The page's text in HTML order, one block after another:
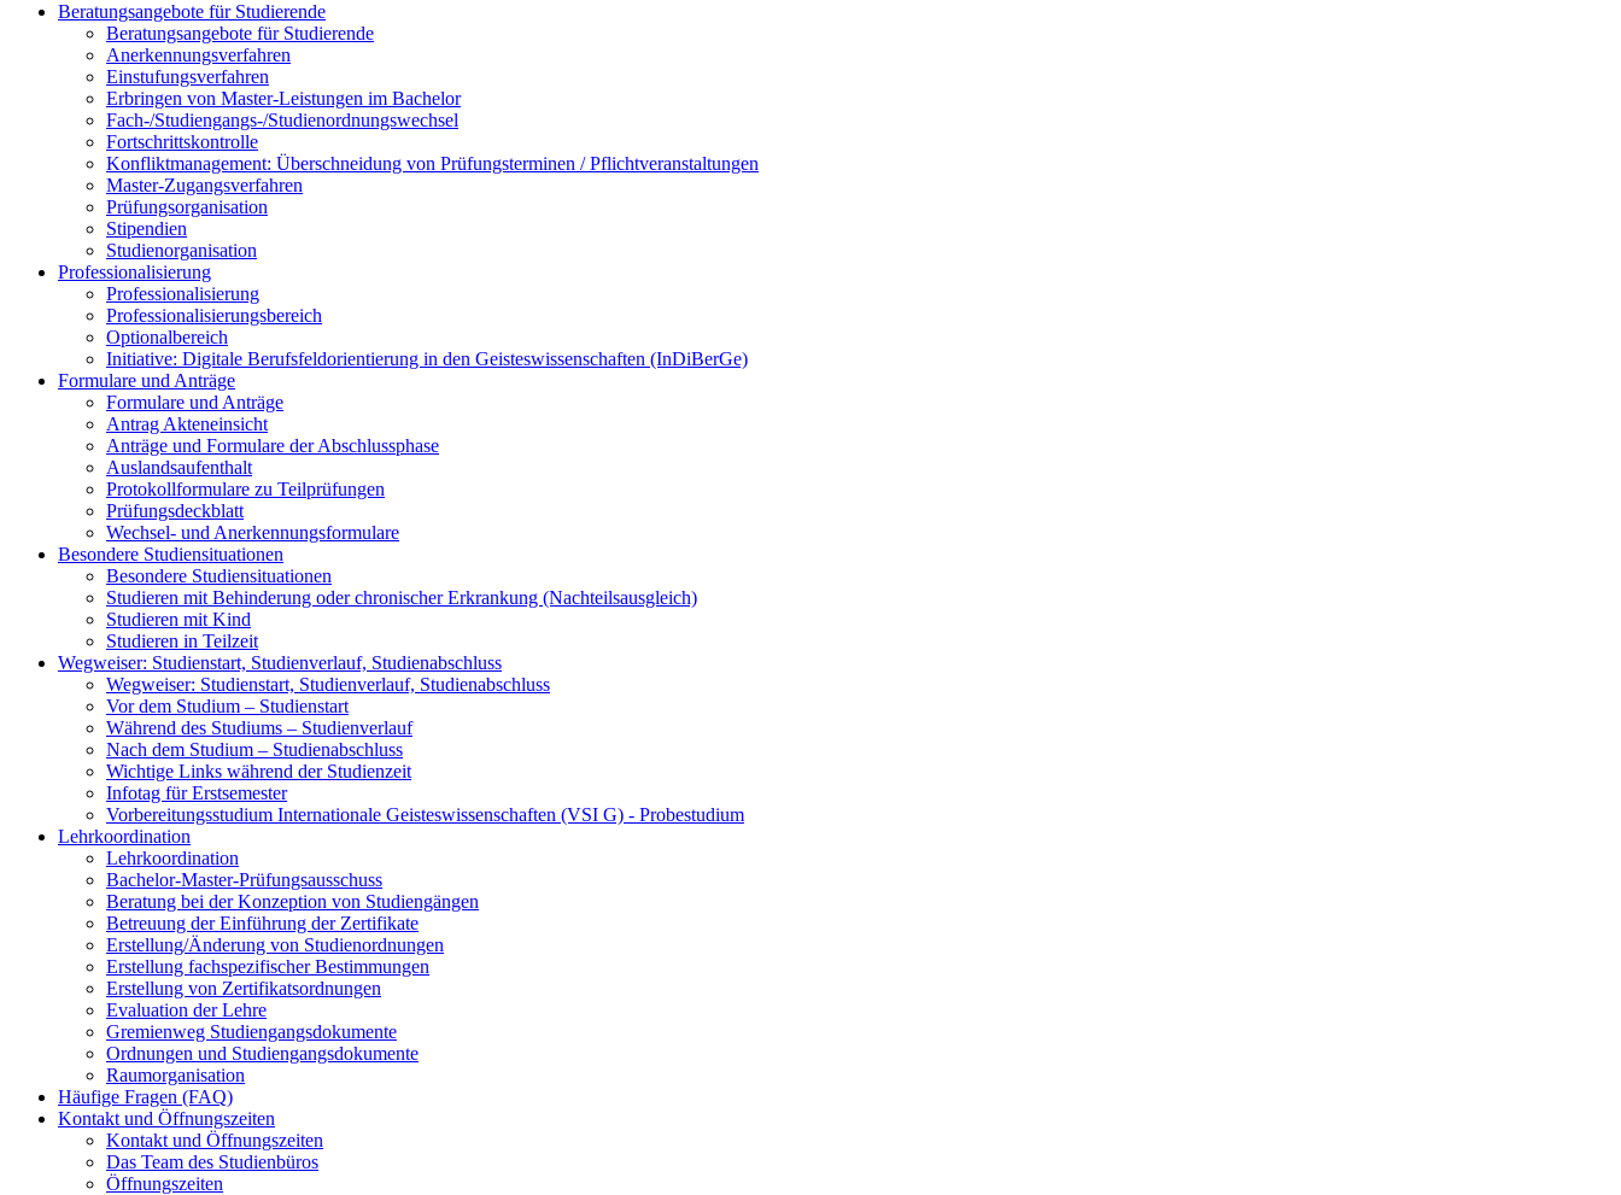
Beratungsangebote für Studierende
Beratungsangebote für Studierende
Anerkennungsverfahren
Einstufungsverfahren
Erbringen von Master-Leistungen im Bachelor
Fach-/Studiengangs-/Studienordnungswechsel
Fortschrittskontrolle
Konfliktmanagement: Überschneidung von Prüfungsterminen / Pflichtveranstaltungen
Master-Zugangsverfahren
Prüfungsorganisation
Stipendien
Studienorganisation
Professionalisierung
Professionalisierung
Professionalisierungsbereich
Optionalbereich
Initiative: Digitale Berufsfeldorientierung in den Geisteswissenschaften (InDiBerGe)
Formulare und Anträge
Formulare und Anträge
Antrag Akteneinsicht
Anträge und Formulare der Abschlussphase
Auslandsaufenthalt
Protokollformulare zu Teilprüfungen
Prüfungsdeckblatt
Wechsel- und Anerkennungsformulare
Besondere Studiensituationen
Besondere Studiensituationen
Studieren mit Behinderung oder chronischer Erkrankung (Nachteilsausgleich)
Studieren mit Kind
Studieren in Teilzeit
Wegweiser: Studienstart, Studienverlauf, Studienabschluss
Wegweiser: Studienstart, Studienverlauf, Studienabschluss
Vor dem Studium – Studienstart
Während des Studiums – Studienverlauf
Nach dem Studium – Studienabschluss
Wichtige Links während der Studienzeit
Infotag für Erstsemester
Vorbereitungsstudium Internationale Geisteswissenschaften (VSI G) - Probestudium
Lehrkoordination
Lehrkoordination
Bachelor-Master-Prüfungsausschuss
Beratung bei der Konzeption von Studiengängen
Betreuung der Einführung der Zertifikate
Erstellung/Änderung von Studienordnungen
Erstellung fachspezifischer Bestimmungen
Erstellung von Zertifikatsordnungen
Evaluation der Lehre
Gremienweg Studiengangsdokumente
Ordnungen und Studiengangsdokumente
Raumorganisation
Häufige Fragen (FAQ)
Kontakt und Öffnungszeiten
Kontakt und Öffnungszeiten
Das Team des Studienbüros
Öffnungszeiten